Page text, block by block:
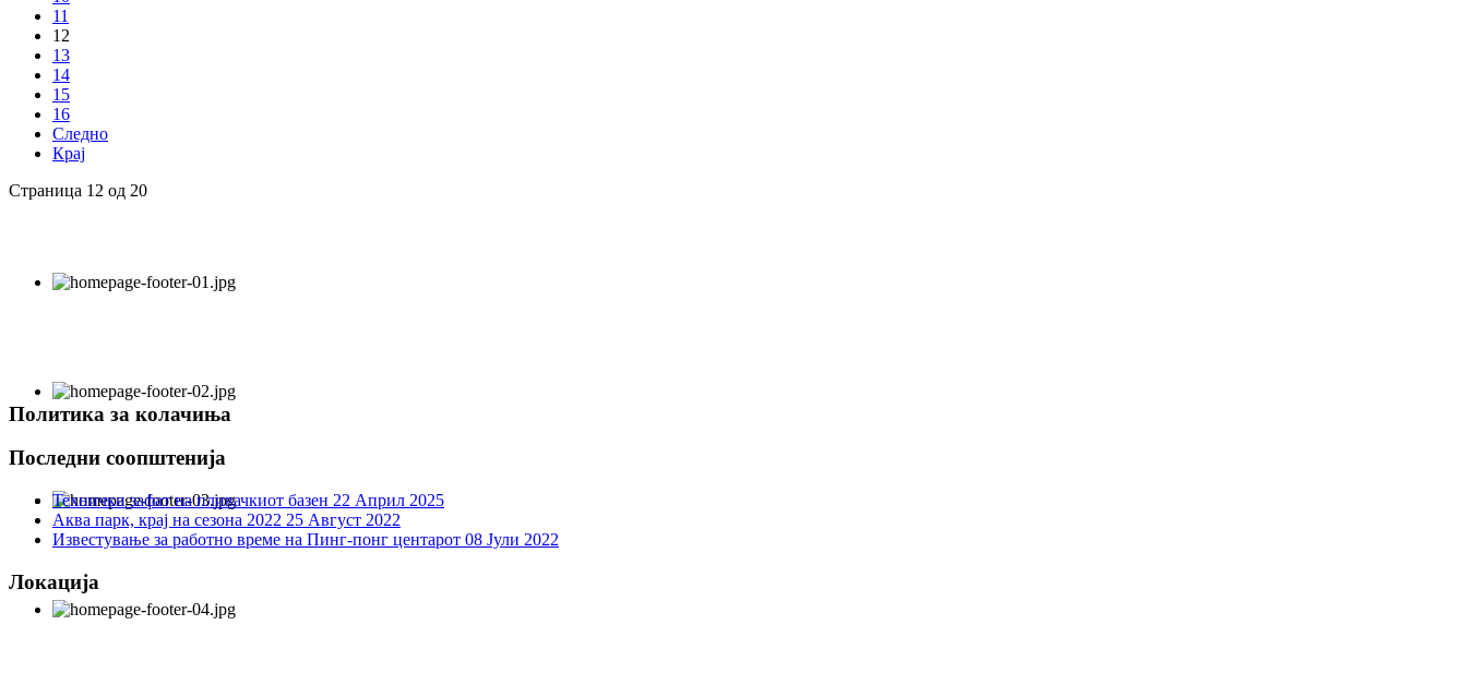
11
12
13
14
15
16
Следно
Крај
Страница 12 од 20
Политика за колачиња
Последни соопштенија
Технички зафат на пливачкиот базен 22 Април 2025
Аква парк, крај на сезона 2022 25 Август 2022
Известување за работно време на Пинг-понг центарот 08 Јули 2022
Локација